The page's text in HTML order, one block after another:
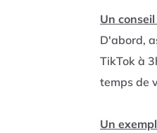
Un
D'abord,
TikTok à
temps de
Un